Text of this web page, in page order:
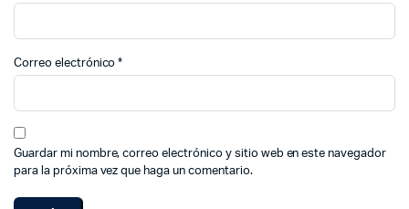
Correo electrónico*
Guardar mi nombre, correo electrónico y sitio web en este navegador
para la próxima vez que haga un comentario.